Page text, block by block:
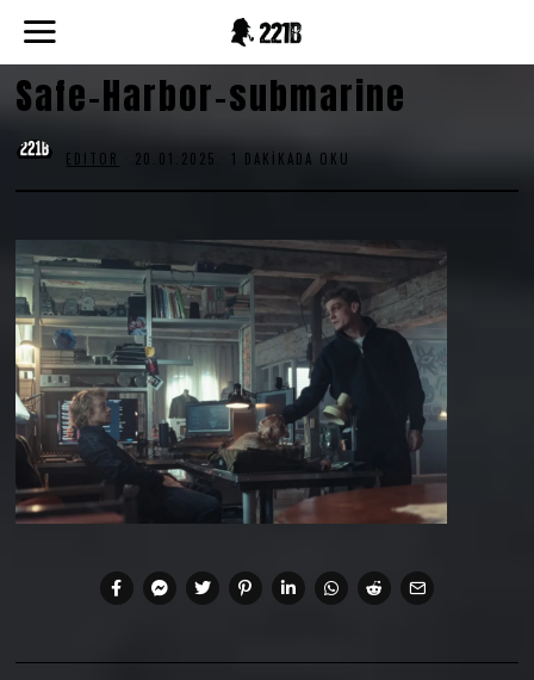
Safe-Harbor-submarine
EDITOR 20.01.2025 1 DAKIKADA OKU